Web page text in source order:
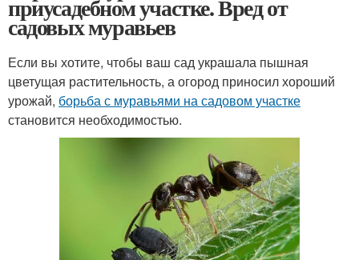
приусадебном участке. Вред от
садовых муравьев
Если вы хотите, чтобы ваш сад украшала пышная
цветущая растительность, а огород приносил хороший
урожай, борьба с муравьями на садовом участке
становится необходимостью.